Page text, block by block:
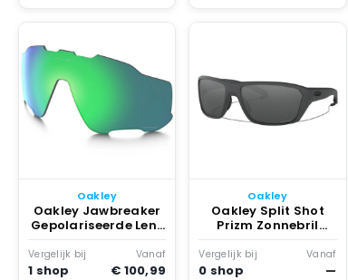
Oakley
Oakley Jawbreaker
Gepolariseerde Lens
Prizm Jade
Polarized
Vergelijk bij
1 shop
Vanaf
€ 100,99
Oakley
Oakley Split Shot
Prizm Zonnebril
Matte Carbon
Vergelijk bij
0 shop
Vanaf
—